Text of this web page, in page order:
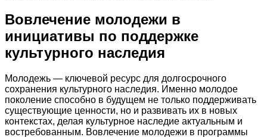
Вовлечение молодежи в
инициативы по поддержке
культурного наследия
Молодежь — ключевой ресурс для долгосрочного
сохранения культурного наследия. Именно молодое
поколение способно в будущем не только поддерживать
существующие ценности, но и развивать их в новых
контекстах, делая культурное наследие актуальным и
востребованным. Вовлечение молодежи в программы